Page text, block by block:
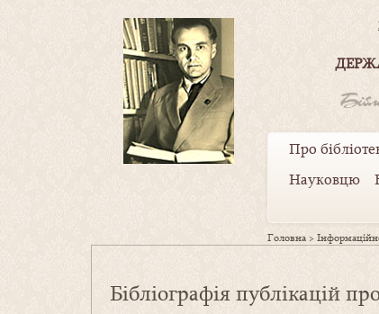
Про
Науковцю
Головна >
Бібліографія публікацій